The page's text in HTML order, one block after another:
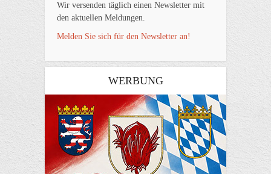
Wir versenden täglich einen Newsletter mit
den aktuellen Meldungen.
Melden Sie sich für den Newsletter an!
WERBUNG